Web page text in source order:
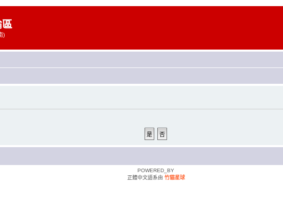
)
POWERED_BY
正體中文語系由 竹貓星球